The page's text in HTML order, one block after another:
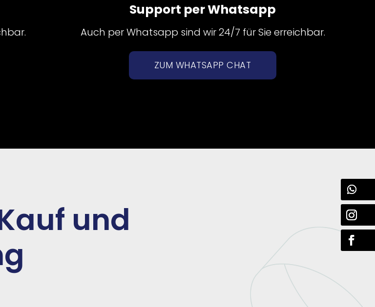
Support per Whatsapp
Auch per Whatsapp sind wir 24/7 für Sie erreichbar.
ZUM WHATSAPP CHAT
und